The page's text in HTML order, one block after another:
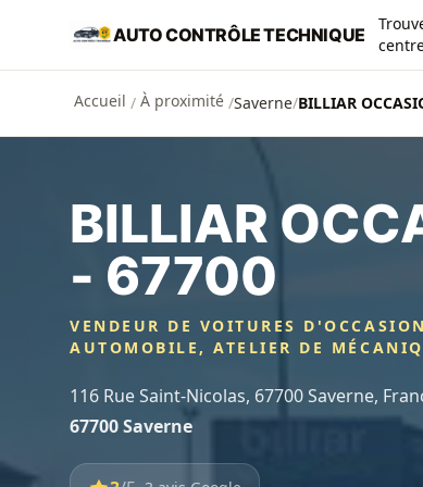
Aller au contenu principal
AUTO CONTRÔLE TECHNIQUE
Accueil / À proximité /Saverne/BILLIAR
BILLIAR
- 67700
VENDEUR DE VOITURES
AUTOMOBILE, ATELIER DE
116 Rue Saint-Nicolas, 67700 Saverne,
67700 Saverne